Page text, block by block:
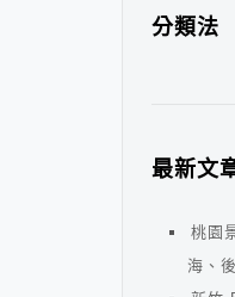
分類法
最新文
桃園
海、